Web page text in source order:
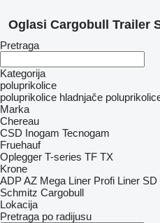
Oglasi Cargobull Trailer
Pretraga
Kategorija
poluprikolice
poluprikolice hladnjače
Marka
Chereau
CSD Inogam Tecnogam
Fruehauf
Oplegger T-series TF TX
Krone
ADPAZ Mega Liner Profi Liner SD
Schmitz Cargobull
Lokacija
Pretraga po radijusu